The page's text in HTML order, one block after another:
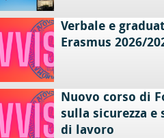
Verbale e
Erasmus 2026/
Nuovo corso di
sulla sicurezza e
di lavoro